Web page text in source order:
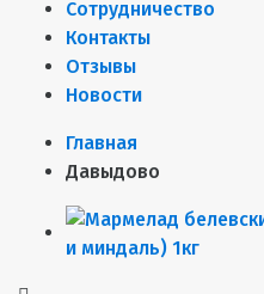
Сотрудничество
Контакты
Отзывы
Новости
Главная
Давыдово